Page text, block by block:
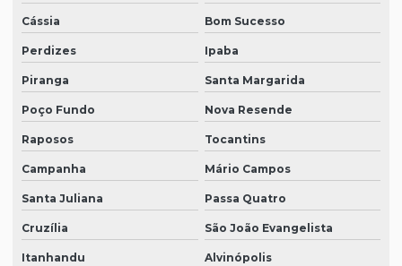
Cássia Bom Sucesso
Perdizes Ipaba
Piranga Santa Margarida
Poço Fundo Nova Resende
Raposos Tocantins
Campanha Mário Campos
Santa Juliana Passa Quatro
Cruzília São João Evangelista
Itanhandu Alvinópolis